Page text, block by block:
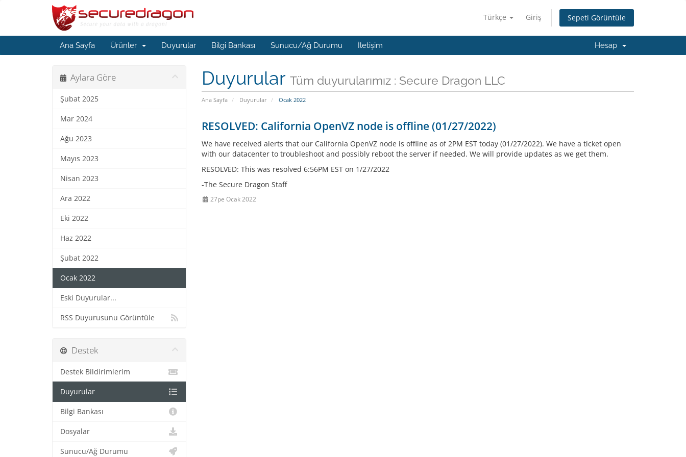
Türkçe Giriş Sepeti Görüntüle
Ana Sayfa Ürünler Duyurular Bilgi Bankası Sunucu/Ağ Durumu İletişim Hesap
Duyurular Tüm duyurularımız : Secure Dragon LLC
Ana Sayfa Duyurular Ocak 2022
Aylara Göre
Şubat 2025
Mar 2024
Ağu 2023
Mayıs 2023
Nisan 2023
Ara 2022
Eki 2022
Haz 2022
Şubat 2022
Ocak 2022
Eski Duyurular...
RSS Duyurusunu Görüntüle
RESOLVED: California OpenVZ node is offline (01/27/2022)
We have received alerts that our California OpenVZ node is offline as of 2PM EST today (01/27/2022). We have a ticket open
with our datacenter to troubleshoot and possibly reboot the server if needed. We will provide updates as we get them.
RESOLVED: This was resolved 6:56PM EST on 1/27/2022
-The Secure Dragon Staff
27pe Ocak 2022
Destek
Destek Bildirimlerim
Duyurular
Bilgi Bankası
Dosyalar
Sunucu/Ağ Durumu